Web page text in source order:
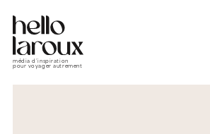
média d’inspiration
pour voyager autrement